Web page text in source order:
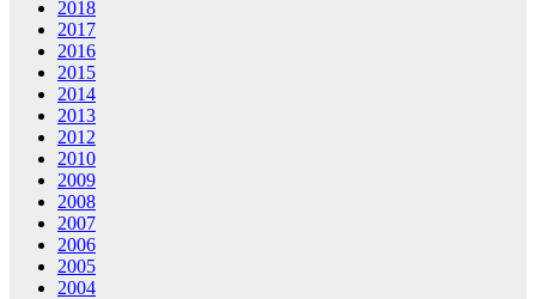
2018
2017
2016
2015
2014
2013
2012
2010
2009
2008
2007
2006
2005
2004